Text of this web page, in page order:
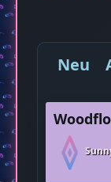
Neu